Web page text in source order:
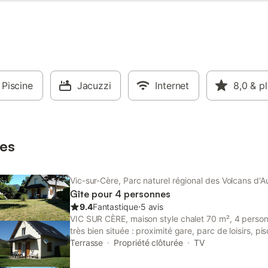
Piscine Jacuzzi Internet 8,0 &
Vic-sur-Cère, Parc naturel régional des Volcans
Gîte pour 4 personnes
9.4Fantastique⋅5 avis
VIC SUR CÈRE, maison style chalet 70 m², 4
très bien située : proximité gare, parc de loisirs,
chaussée : séjour salle à manger avec cuisine
Terrasse Propriété clôturée TV